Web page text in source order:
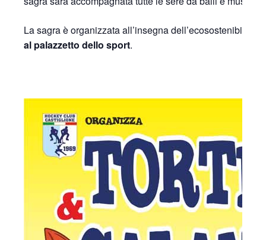
La sagra è organizzata all’insegna dell’ecosostenibilità
al palazzetto dello sport.